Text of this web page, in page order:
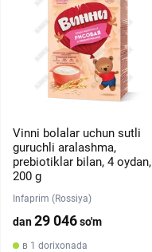
Vinni bolalar uchun sutli
guruchli aralashma,
prebiotiklar bilan, 4 oydan,
200 g
Infaprim (Rossiya)
dan29 046so'm
в 1 dorixonada